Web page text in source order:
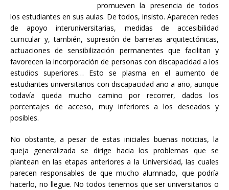
promueven la presencia de todos
los estudiantes en sus aulas. De todos, insisto. Aparecen redes
de apoyo interuniversitarias, medidas de accesibilidad
curricular y, también, supresión de barreras arquitectónicas,
actuaciones de sensibilización permanentes que facilitan y
favorecen la incorporación de personas con discapacidad a los
estudios superiores… Esto se plasma en el aumento de
estudiantes universitarios con discapacidad año a año, aunque
todavía queda mucho camino por recorrer, dados los
porcentajes de acceso, muy inferiores a los deseados y
posibles.
No obstante, a pesar de estas iniciales buenas noticias, la
queja generalizada se dirige hacia los problemas que se
plantean en las etapas anteriores a la Universidad, las cuales
parecen responsables de que mucho alumnado, que podría
hacerlo, no llegue. No todos tenemos que ser universitarios o